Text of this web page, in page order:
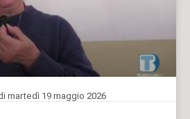
martedì 19 maggio 2026